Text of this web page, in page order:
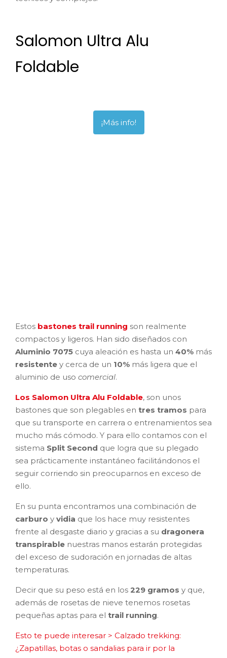
Salomon Ultra Alu
Foldable
¡Más info!
Estos bastones trail running son realmente
compactos y ligeros. Han sido diseñados con
Aluminio 7075 cuya aleación es hasta un 40% más
resistente y cerca de un 10% más ligera que el
aluminio de uso comercial.
Los Salomon Ultra Alu Foldable, son unos
bastones que son plegables en tres tramos para
que su transporte en carrera o entrenamientos sea
mucho más cómodo. Y para ello contamos con el
sistema Split Second que logra que su plegado
sea prácticamente instantáneo facilitándonos el
seguir corriendo sin preocuparnos en exceso de
ello.
En su punta encontramos una combinación de
carburo y vidia que los hace muy resistentes
frente al desgaste diario y gracias a su dragonera
transpirable nuestras manos estarán protegidas
del exceso de sudoración en jornadas de altas
temperaturas.
Decir que su peso está en los 229 gramos y que,
además de rosetas de nieve tenemos rosetas
pequeñas aptas para el trail running.
Esto te puede interesar > Calzado trekking:
¿Zapatillas, botas o sandalias para ir por la